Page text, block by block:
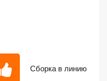
Сборка в линию